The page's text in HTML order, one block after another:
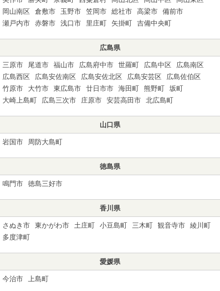
岡山南区
倉敷市 玉野市 笠岡市 総社市 高梁市
備前市
瀬戸内市
赤磐市 浅口市 里庄町 矢掛町 吉備中央町
広島県
三原市 尾道市 福山市 広島府中市 世羅町 広島中区
広島南区
広島西区
広島安佐南区 広島安佐北区 広島安芸区
広島佐伯区
竹原市
大竹市 東広島市 廿日市市 海田町 熊野町
坂町
大崎上島町
広島三次市 庄原市 安芸高田市 北広島町
山口県
岩国市 周防大島町
徳島県
鳴門市 徳島三好市
香川県
さぬき市 東かがわ市 土庄町 小豆島町 三木町 観音寺市
綾川町
多度津町
愛媛県
今治市 上島町